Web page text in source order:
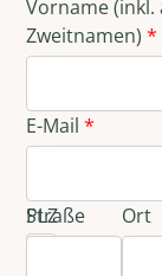
Vorname (inkl.
Zweitnamen)
E-Mail
Straße
und
PLZ Ort